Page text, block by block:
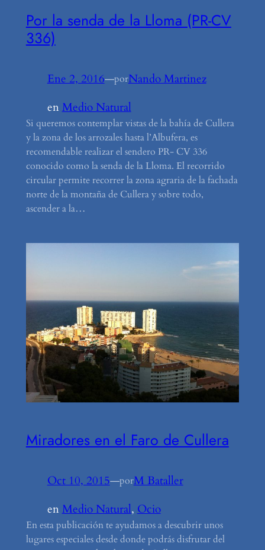
Por la senda de la Lloma (PR-CV
336)
Ene 2, 2016—porNando Martinez
enMedio Natural
Si queremos contemplar vistas de la bahía de Cullera
y la zona de los arrozales hasta l’Albufera, es
recomendable realizar el sendero PR- CV 336
conocido como la senda de la Lloma. El recorrido
circular permite recorrer la zona agraria de la fachada
norte de la montaña de Cullera y sobre todo,
ascender a la…
Miradores en el Faro de Cullera
Oct 10, 2015—porM Bataller
enMedio Natural, Ocio
En esta publicación te ayudamos a descubrir unos
lugares especiales desde donde podrás disfrutar del